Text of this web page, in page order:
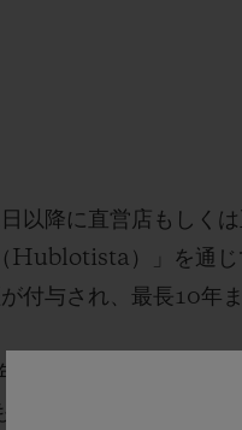
以降に直営店もしく
Hublotista）」を通じ
付与され、最長10年
以上にわたり、技術
に、自社製ムーブメン